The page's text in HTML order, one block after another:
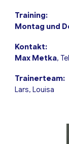
Training:
Montag und
Kontakt:
Max Metka,
Trainerteam:
Lars, Louisa